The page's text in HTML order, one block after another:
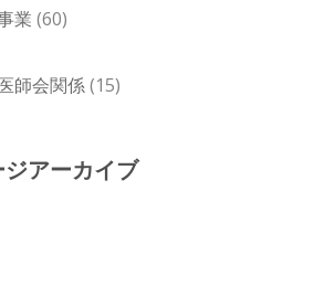
業 (60)
師会関係(15)
アーカイブ